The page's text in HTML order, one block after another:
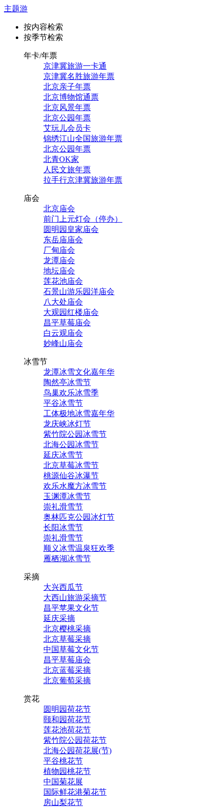
主题游
按内容检索
按季节检索
年卡/年票
京津冀旅游一卡通
京津冀名胜旅游年票
北京亲子年票
北京博物馆通票
北京风景年票
北京公园年票
艾玩儿会员卡
锦绣江山全国旅游年票
北京公园年票
北青OK家
人民文旅年票
拉手行京津冀旅游年票
庙会
北京庙会
前门上元灯会（停办）
圆明园皇家庙会
东岳庙庙会
厂甸庙会
龙潭庙会
地坛庙会
莲花池庙会
石景山游乐园洋庙会
八大处庙会
大观园红楼庙会
昌平草莓庙会
白云观庙会
妙峰山庙会
冰雪节
龙潭冰雪文化嘉年华
陶然亭冰雪节
鸟巢欢乐冰雪季
平谷冰雪节
工体极地冰雪嘉年华
龙庆峡冰灯节
紫竹院公园冰雪节
北海公园冰雪节
延庆冰雪节
北京草莓冰雪节
桃源仙谷冰瀑节
欢乐水魔方冰雪节
玉渊潭冰雪节
崇礼滑雪节
奥林匹克公园冰灯节
长阳冰雪节
崇礼滑雪节
顺义冰雪温泉狂欢季
雁栖湖冰雪节
采摘
大兴西瓜节
大西山旅游采摘节
昌平苹果文化节
延庆采摘
北京樱桃采摘
北京草莓采摘
中国草莓文化节
昌平草莓庙会
北京蓝莓采摘
北京葡萄采摘
赏花
圆明园荷花节
颐和园荷花节
莲花池荷花节
紫竹院公园荷花节
北海公园荷花展(节)
平谷桃花节
植物园桃花节
中国菊花展
国际鲜花港菊花节
房山梨花节